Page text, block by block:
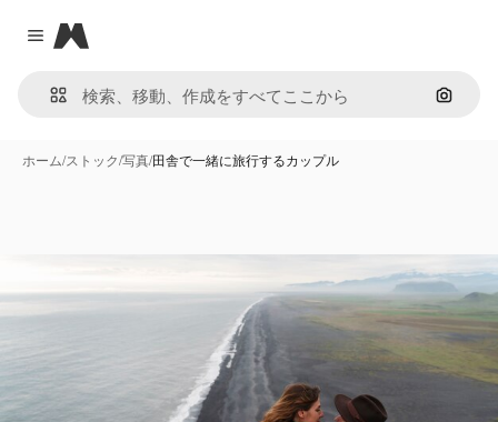
Close menu
Magnific
画像で
ホーム/ストック/写真/田舎で一緒に旅行するカップル